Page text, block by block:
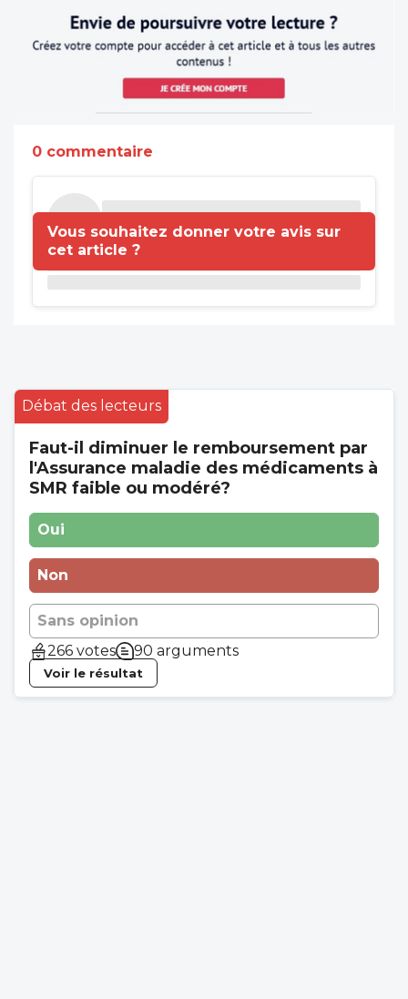
0 commentaire
Vous souhaitez donner votre avis sur
cet article ?
Débat des lecteurs
Faut-il diminuer le remboursement par
l'Assurance maladie des médicaments à
SMR faible ou modéré?
Oui
Non
Sans opinion
266 votes
90 arguments
Voir le résultat